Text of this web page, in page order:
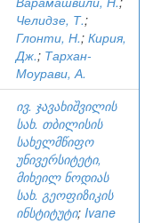
Челидзе, Т.;
Глонти, Н.; Кирия,
Дж.; Тархан-
Моурави, А.
ივ. ჯავახიშვილის
სახ. თბილისის
სახელმწიფო
უნივერსიტეტი,
მიხეილ ნოდიას
სახ. გეოფიზიკის
ინსტიტუტი; Ivane